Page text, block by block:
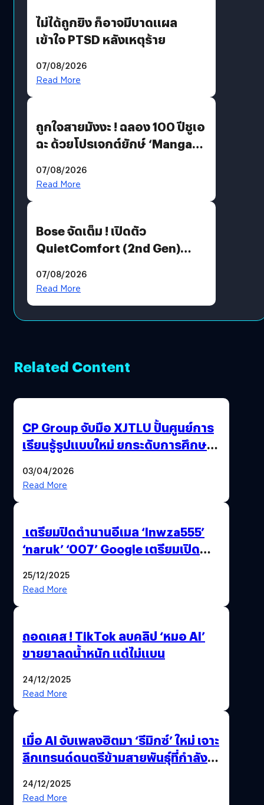
ไม่ได้ถูกยิง ก็อาจมีบาดแผล
เข้าใจ PTSD หลังเหตุร้าย
07/08/2026
Read More
ถูกใจสายมังงะ ! ฉลอง 100 ปีชูเอ
ฉะ ด้วยโปรเจกต์ยักษ์ ‘Manga
มีภาษาไทยด้วย
07/08/2026
Read More
Bose จัดเต็ม ! เปิดตัว
QuietComfort (2nd Gen)
07/08/2026
Read More
Related Content
CP Group จับมือ XJTLU ปั้นศูนย์การ
เรียนรู้รูปแบบใหม่ ยกระดับการศึกษา
03/04/2026
Read More
เตรียมปิดตำนานอีเมล ‘lnwza555’
‘naruk’ ‘007’ Google เตรียมเปิด
25/12/2025
Read More
ถอดเคส ! TikTok ลบคลิป ‘หมอ AI’
ขายยาลดน้ำหนัก แต่ไม่แบน
24/12/2025
Read More
เมื่อ AI จับเพลงฮิตมา ‘รีมิกซ์’ ใหม่ เจาะ
ลึกเทรนด์ดนตรีข้ามสายพันธุ์ที่กำลัง
24/12/2025
Read More